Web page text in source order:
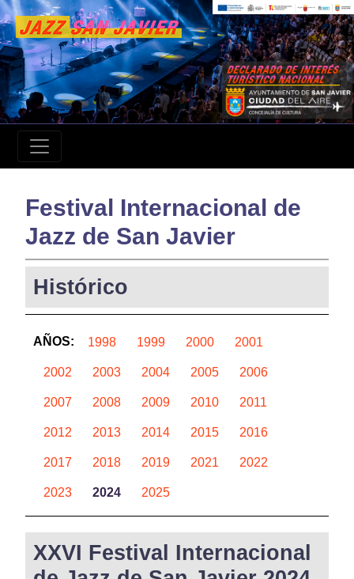
Festival Internacional de
Jazz de San Javier
Histórico
AÑOS: 1998 1999 2000 2001
2002 2003 2004 2005 2006
2007 2008 2009 2010 2011
2012 2013 2014 2015 2016
2017 2018 2019 2021 2022
2023 2024 2025
XXVI Festival Internacional